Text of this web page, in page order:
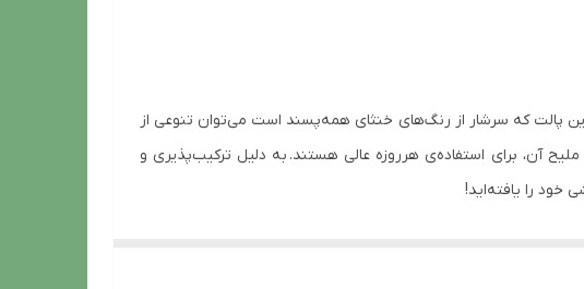
با این پالت که سرشار از رنگ‌های خنثای همه‌پسند است می‌توان تنوعی از
آن، برای استفاده‌ی هرروزه عالی هستند. به دلیل ترکیب‌پذیری و
را یافته‌اید!